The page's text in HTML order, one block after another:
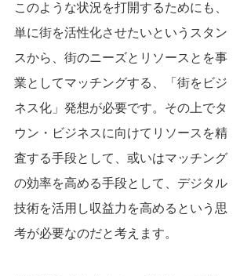
このような状況を打開するためにも、
単に街を活性化させたいというスタン
スから、街のニーズとリソースとを事
業としてマッチングする、「街をビジ
ネス化」発想が必要です。その上でタ
ウン・ビジネスに向けてリソースを精
査する手段として、或いはマッチング
の効率を高める手段として、デジタル
技術を活用し収益力を高めるという思
考が必要なのだと考えます。